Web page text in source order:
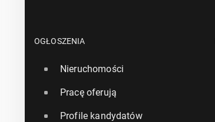
OGŁOSZENIA
Nieruchomości
Pracę oferują
Profile kandydatów